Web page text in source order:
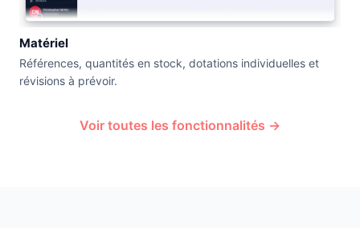
Matériel
Références, quantités en stock, dotations individuelles et
révisions à prévoir.
Voir toutes les fonctionnalités →